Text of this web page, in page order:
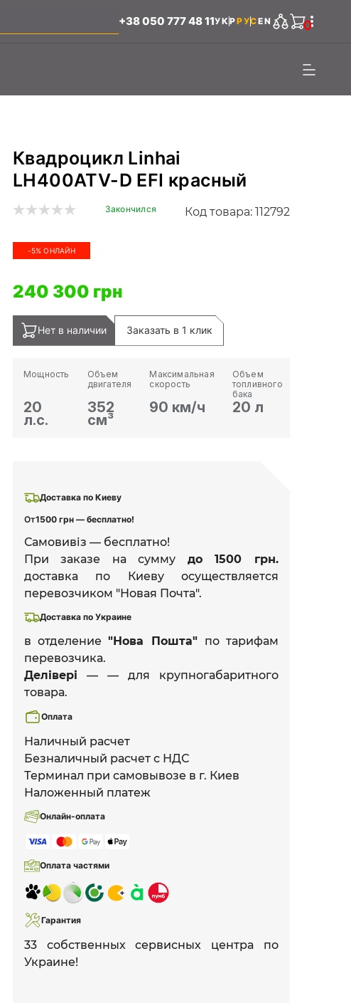
+38 050 777 48 11УКРРУСEN 0
Квадроцикл Linhai
LH400ATV-D EFI красный
Закончился Код товара: 112792
-5% ОНЛАЙН
240 300 грн
Нет в наличии Заказать в 1 клик
Мощность
20
л.с.
Объем
двигателя
352
см³
Максимальная
скорость
90 км/ч
Объем
топливного
бака
20 л
Доставка по Киеву
От1500 грн — бесплатно!
Самовивіз — бесплатно!
При заказе на сумму до 1500 грн.
доставка по Киеву осуществляется
перевозчиком "Новая Почта".
Доставка по Украине
в отделение"Нова Пошта" по тарифам
перевозчика.
Делівері — — для крупногабаритного
товара.
Оплата
Наличный расчет
Безналичный расчет с НДС
Терминал при самовывозе в г. Киев
Наложенный платеж
Онлайн-оплата
Оплата частями
Гарантия
33 собственных сервисных центра по
Украине!